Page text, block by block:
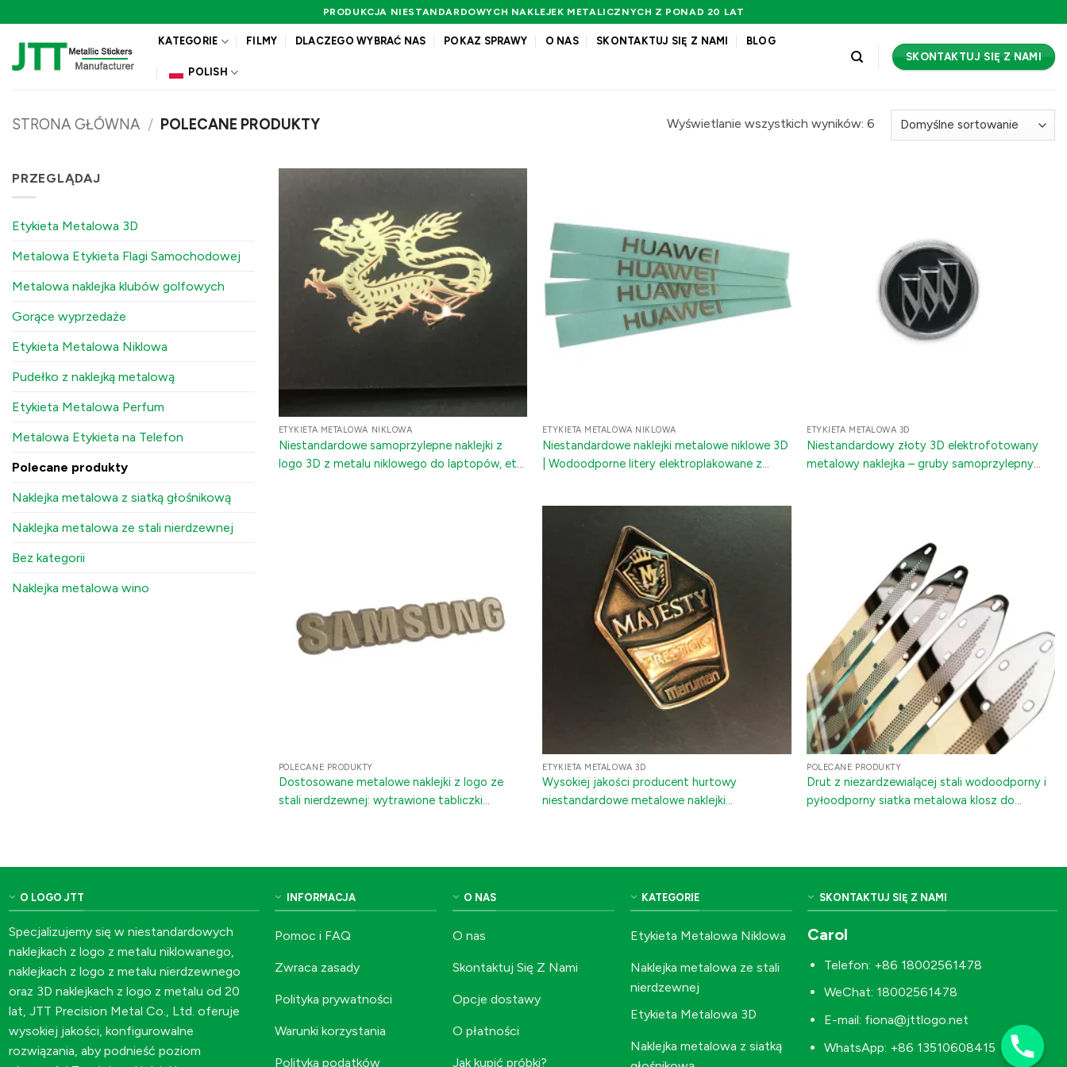
do
zawartości
PRODUKCJA NIESTANDARDOWYCH NAKLEJEK METALICZNYCH Z PONAD 20 LAT
KATEGORIE FILMY DLACZEGO WYBRAĆ NAS POKAZ SPRAWY O NAS SKONTAKTUJ SIĘ Z NAMI BLOG
POLISH
SKONTAKTUJ SIĘ Z NAMI
STRONA GŁÓWNA / POLECANE PRODUKTY Wyświetlanie wszystkich wyników: 6
PRZEGLĄDAJ
Etykieta Metalowa 3D
Metalowa Etykieta Flagi Samochodowej
Metalowa naklejka klubów golfowych
Gorące wyprzedaże
Etykieta Metalowa Niklowa
Pudełko z naklejką metalową
Etykieta Metalowa Perfum
Metalowa Etykieta na Telefon
Polecane produkty
Naklejka metalowa z siatką głośnikową
Naklejka metalowa ze stali nierdzewnej
Bez kategorii
Naklejka metalowa wino
ETYKIETA METALOWA NIKLOWA
Niestandardowe samoprzylepne naklejki z
logo 3D z metalu niklowego do laptopów, etui
ETYKIETA METALOWA NIKLOWA
Niestandardowe naklejki metalowe niklowe 3D
| Wodoodporne litery elektroplakowane z
ETYKIETA METALOWA 3D
Niestandardowy złoty 3D elektrofotowany
metalowy naklejka – gruby samoprzylepny
POLECANE PRODUKTY
Dostosowane metalowe naklejki z logo ze
stali nierdzewnej: wytrawione tabliczki
ETYKIETA METALOWA 3D
Wysokiej jakości producent hurtowy
niestandardowe metalowe naklejki
POLECANE PRODUKTY
Drut z niezardzewialącej stali wodoodporny i
pyłoodporny siatka metalowa klosz do
O LOGO JTT
Specjalizujemy się w niestandardowych
naklejkach z logo z metalu niklowanego,
naklejkach z logo z metalu nierdzewnego
oraz 3D naklejkach z logo z metalu od 20
lat, JTT Precision Metal Co., Ltd. oferuje
wysokiej jakości, konfigurowalne
rozwiązania, aby podnieść poziom
INFORMACJA
Pomoc i FAQ
Zwraca zasady
Polityka prywatności
Warunki korzystania
Polityka podatków
O NAS
O nas
Skontaktuj Się Z Nami
Opcje dostawy
O płatności
Jak kupić próbki?
KATEGORIE
Etykieta Metalowa Niklowa
Naklejka metalowa ze stali
nierdzewnej
Etykieta Metalowa 3D
Naklejka metalowa z siatką
SKONTAKTUJ SIĘ Z NAMI
Carol
Telefon: +86 18002561478
WeChat: 18002561478
E-mail: fiona@jttlogo.net
WhatsApp: +86 13510608415